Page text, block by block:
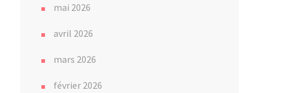
mai 2026
avril 2026
mars 2026
février 2026